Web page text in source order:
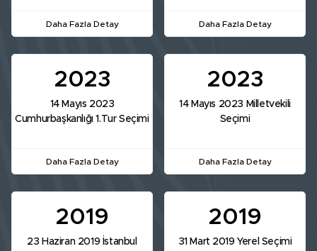
Daha Fazla Detay Daha Fazla Detay
2023
14 Mayıs 2023
Cumhurbaşkanlığı 1.Tur Seçimi
Daha Fazla Detay
2023
14 Mayıs 2023 Milletvekili
Seçimi
Daha Fazla Detay
2019
23 Haziran 2019 İstanbul
2019
31 Mart 2019 Yerel Seçimi